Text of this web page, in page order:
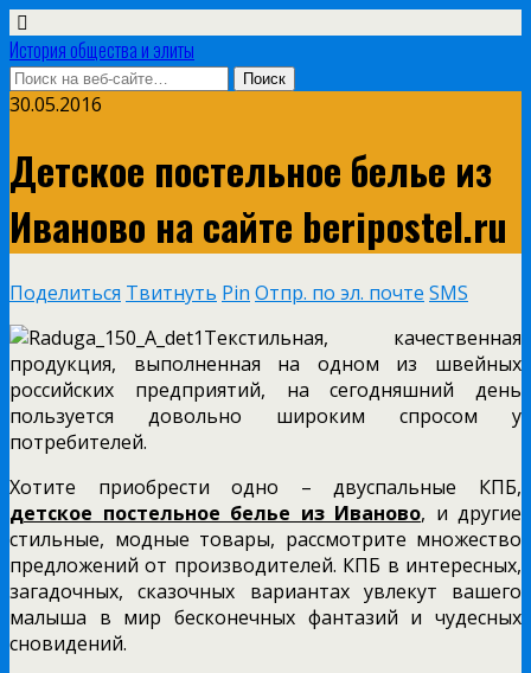
История общества и элиты
30.05.2016
Детское постельное белье из
Иваново на сайте beripostel.ru
Поделиться Твитнуть Pin Отпр. по эл. почте SMS
Текстильная, качественная
продукция, выполненная на одном из швейных
российских предприятий, на сегодняшний день
пользуется довольно широким спросом у
потребителей.
Хотите приобрести одно – двуспальные КПБ,
детское постельное белье из Иваново, и другие
стильные, модные товары, рассмотрите множество
предложений от производителей. КПБ в интересных,
загадочных, сказочных вариантах увлекут вашего
малыша в мир бесконечных фантазий и чудесных
сновидений.